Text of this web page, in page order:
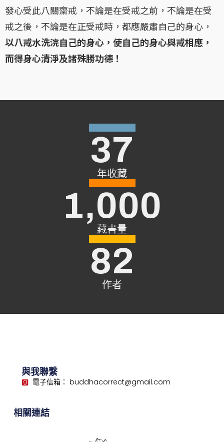
發心受此八關齋戒，不論是在受戒之前，不論是在受
戒之後，不論是在正受戒時，都應嚴肅自己的身心，
以八戒水洗浣自己的身心，使自己的身心與戒相應，
而得身心清淨及諸殊勝功德！
年收藏
37
藏書量
1,000
作者
82
與我聯繫
電子信箱： buddhacorrect@gmail.com
相關連結